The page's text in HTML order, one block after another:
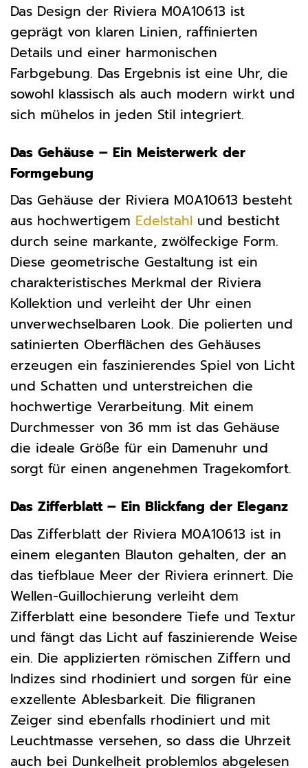
Das Design der Riviera M0A10613 ist
geprägt von klaren Linien, raffinierten
Details und einer harmonischen
Farbgebung. Das Ergebnis ist eine Uhr, die
sowohl klassisch als auch modern wirkt und
sich mühelos in jeden Stil integriert.
Das Gehäuse – Ein Meisterwerk der
Formgebung
Das Gehäuse der Riviera M0A10613 besteht
aus hochwertigem Edelstahl und besticht
durch seine markante, zwölfeckige Form.
Diese geometrische Gestaltung ist ein
charakteristisches Merkmal der Riviera
Kollektion und verleiht der Uhr einen
unverwechselbaren Look. Die polierten und
satinierten Oberflächen des Gehäuses
erzeugen ein faszinierendes Spiel von Licht
und Schatten und unterstreichen die
hochwertige Verarbeitung. Mit einem
Durchmesser von 36 mm ist das Gehäuse
die ideale Größe für ein Damenuhr und
sorgt für einen angenehmen Tragekomfort.
Das Zifferblatt – Ein Blickfang der Eleganz
Das Zifferblatt der Riviera M0A10613 ist in
einem eleganten Blauton gehalten, der an
das tiefblaue Meer der Riviera erinnert. Die
Wellen-Guillochierung verleiht dem
Zifferblatt eine besondere Tiefe und Textur
und fängt das Licht auf faszinierende Weise
ein. Die applizierten römischen Ziffern und
Indizes sind rhodiniert und sorgen für eine
exzellente Ablesbarkeit. Die filigranen
Zeiger sind ebenfalls rhodiniert und mit
Leuchtmasse versehen, so dass die Uhrzeit
auch bei Dunkelheit problemlos abgelesen